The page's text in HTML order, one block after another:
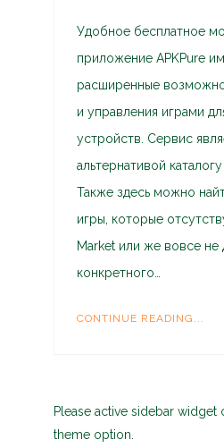
Удобное бесплатное
приложение APKPure
расширенные
и управления играми
устройств. Сервис
альтернативой
Также здесь можно
игры, которые
Market или же вовсе не
конкретного…
CONTINUE READING...
Please active sidebar widget
theme option.